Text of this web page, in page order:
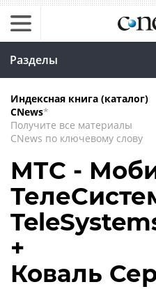
Разделы
Индексная книга (каталог)
CNews*
Получите все материалы
CNews по ключевому слову
МТС -
+
Коваль